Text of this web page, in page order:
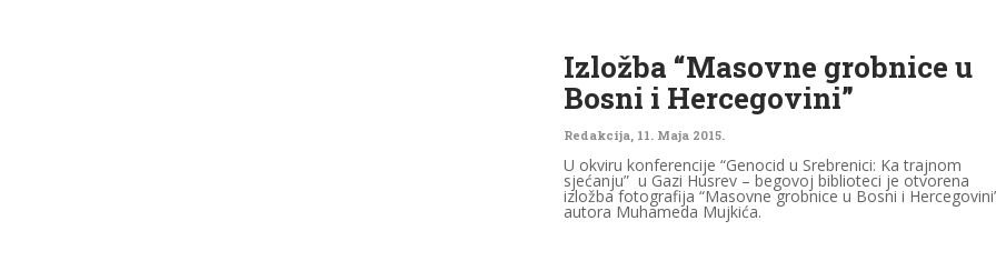
Izložba “Masovne grobnice u
Bosni i Hercegovini”
Redakcija, 11. Maja 2015.
U okviru konferencije “Genocid u Srebrenici: Ka trajnom
sjećanju” u Gazi Husrev – begovoj biblioteci je otvorena
izložba fotografija “Masovne grobnice u Bosni i
autora Muhameda Mujkića.